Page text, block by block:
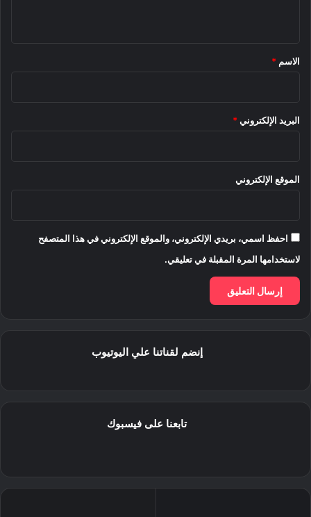
*
الاسم *
البريد الإلكتروني *
الموقع الإلكتروني
احفظ اسمي، بريدي الإلكتروني، والموقع الإلكتروني في هذا المتصفح
لاستخدامها المرة المقبلة في تعليقي.
إنضم لقناتنا علي اليوتيوب
تابعنا على فيسبوك